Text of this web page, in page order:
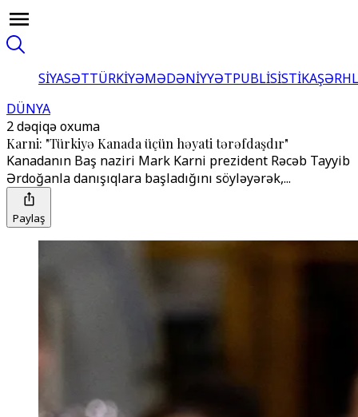
SİYASƏTTÜRKİYƏMƏDƏNİYYƏTPUBLİSİSTİKA
DÜNYA
2 dəqiqə oxuma
Karni: "Türkiyə Kanada üçün həyati tərəfdaşdır"
Kanadanın Baş naziri Mark Karni prezident Rəcəb Tayyib
Ərdoğanla danışıqlara başladığını söyləyərək,...
Paylaş